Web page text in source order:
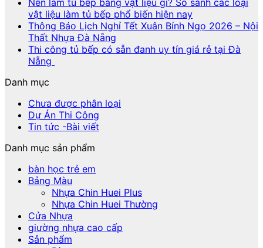
Nên làm tủ bếp bằng vật liệu gì? So sánh các loại
vật liệu làm tủ bếp phổ biến hiện nay
Thông Báo Lịch Nghỉ Tết Xuân Bính Ngọ 2026 – Nội
Thất Nhựa Đà Nẵng
Thi công tủ bếp có sẵn đanh uy tín giá rẻ tại Đà
Nẵng
Danh mục
Chưa được phân loại
Dự Án Thi Công
Tin tức -Bài viết
Danh mục sản phẩm
bàn học trẻ em
Bảng Màu
Nhựa Chin Huei Plus
Nhựa Chin Huei Thường
Cửa Nhựa
giường nhựa cao cấp
Sản phẩm